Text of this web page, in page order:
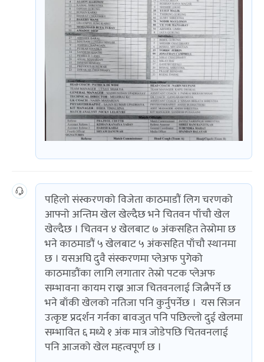
पहिलो संस्करणको विजेता काठमाडौं लिग चरणको
आफ्नो अन्तिम खेल खेल्दैछ भने चितवन पाँचौ खेल
खेल्दैछ । चितवन ४ खेलबाट ७ अंकसहित तेस्रोमा छ
भने काठमाडौं ५ खेलबाट ५ अंकसहित पाँचौ स्थानमा
छ । यसअघि दुवै संस्करणमा प्लेअफ पुगेको
काठमाडौंका लागि लगातार तेस्रो पटक प्लेअफ
सम्भावना कायम राख्न आज चितवनलाई जित्नैपर्ने छ
भने बाँकी खेलको नतिजा पनि कुर्नुपर्नेछ । यस सिजन
उत्कृष्ट प्रदर्शन गर्नका बावजुत पनि पछिल्लो दुई खेलमा
सम्भावित ६ मध्ये १ अंक मात्र जोडेपछि चितवनलाई
पनि आजको खेल महत्वपूर्ण छ ।